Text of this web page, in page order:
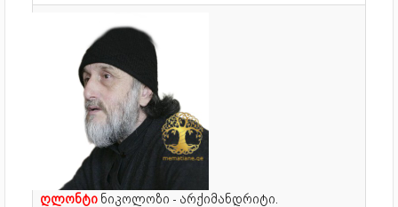
ღლონტი ნიკოლოზი - არქიმანდრიტი.